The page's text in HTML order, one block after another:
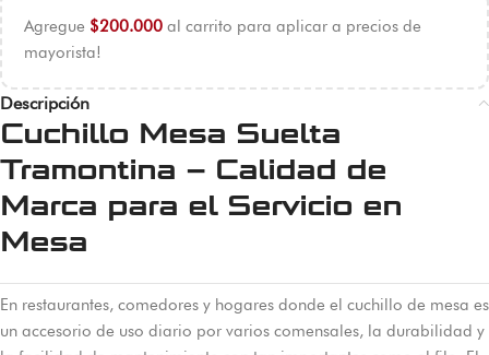
Agregue $200.000 al carrito para aplicar a precios de
mayorista!
Descripción
Cuchillo Mesa Suelta
Tramontina – Calidad de
Marca para el Servicio en
Mesa
En restaurantes, comedores y hogares donde el cuchillo de mesa es
un accesorio de uso diario por varios comensales, la durabilidad y